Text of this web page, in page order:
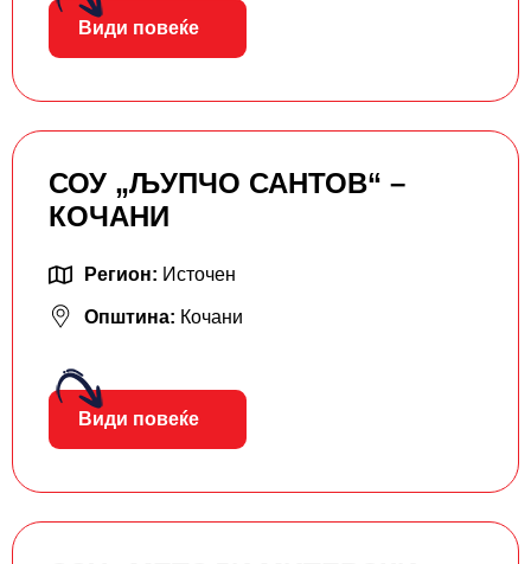
Види повеќе
СОУ „ЉУПЧО САНТОВ“ –
КОЧАНИ
Регион: Источен
Општина: Кочани
Види повеќе